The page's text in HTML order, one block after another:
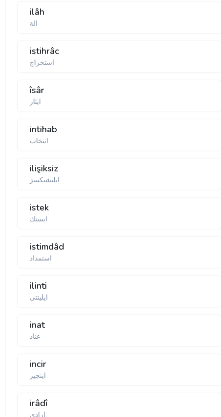
ilâh
الەٓ
istihrâc
استخراچ
îsâr
ایثار
intihab
انتخاب
ilişiksiz
ایلیشیكسز
istek
ایستك
istimdâd
استمداد
ilinti
ایلینتی
inat
عناد
incir
اینجیر
irâdî
ارادی